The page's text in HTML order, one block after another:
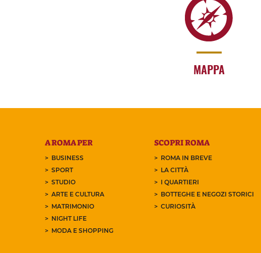
MAPPA
A ROMA PER
BUSINESS
SPORT
STUDIO
ARTE E CULTURA
MATRIMONIO
NIGHT LIFE
MODA E SHOPPING
SCOPRI ROMA
ROMA IN BREVE
LA CITTÀ
I QUARTIERI
BOTTEGHE E NEGOZI STORICI
CURIOSITÀ